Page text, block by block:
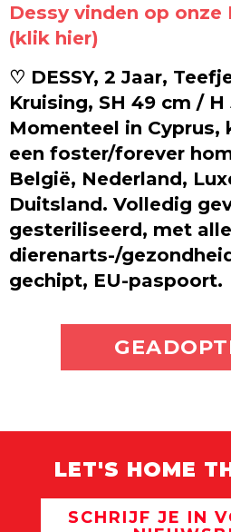
Dessy vinden op onze
(klik hier)
♡ DESSY, 2 Jaar,
Kruising, SH 49 cm /
Momenteel in Cyprus,
een foster/forever
België, Nederland,
Duitsland. Volledig
gesteriliseerd, met alle
dierenarts-/
gechipt, EU-paspoort.
LET'S HOME
SCHRIJF JE IN